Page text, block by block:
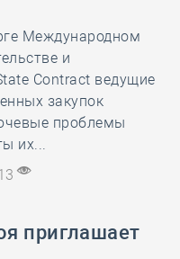
Международном
и
Contract ведущие
закупок
проблемы
их...
приглашает